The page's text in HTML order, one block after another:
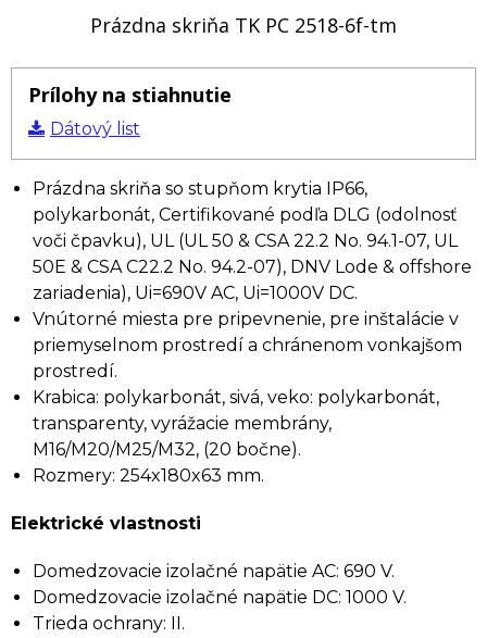
Prázdna skriňa TK PC 2518-6f-tm
Prílohy na stiahnutie
Dátový list
Prázdna skriňa so stupňom krytia IP66,
polykarbonát, Certifikované podľa DLG (odolnosť
voči čpavku), UL (UL 50 & CSA 22.2 No. 94.1-07, UL
50E & CSA C22.2 No. 94.2-07), DNV Lode & offshore
zariadenia), Ui=690V AC, Ui=1000V DC.
Vnútorné miesta pre pripevnenie, pre inštalácie v
priemyselnom prostredí a chránenom vonkajšom
prostredí.
Krabica: polykarbonát, sivá, veko: polykarbonát,
transparenty, vyrážacie membrány,
M16/M20/M25/M32, (20 bočne).
Rozmery: 254x180x63 mm.
Elektrické vlastnosti
Domedzovacie izolačné napätie AC: 690 V.
Domedzovacie izolačné napätie DC: 1000 V.
Trieda ochrany: II.